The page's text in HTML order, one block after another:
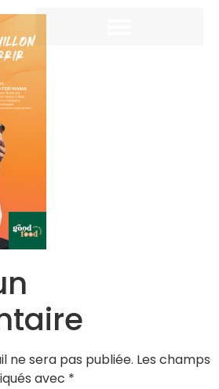
ne sera pas publiée. Les champs
avec *